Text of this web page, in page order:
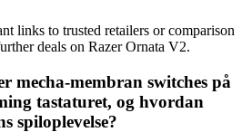
links to trusted retailers or comparison
deals on Razer Ornata V2.
mecha-membran switches på
tastaturet, og hvordan
spiloplevelse?